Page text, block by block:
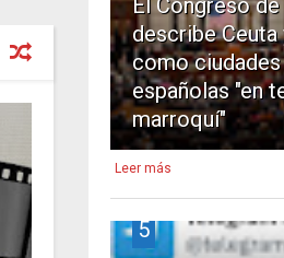
describe
como ciudades
españolas "en
marroquí"
Leer más
5